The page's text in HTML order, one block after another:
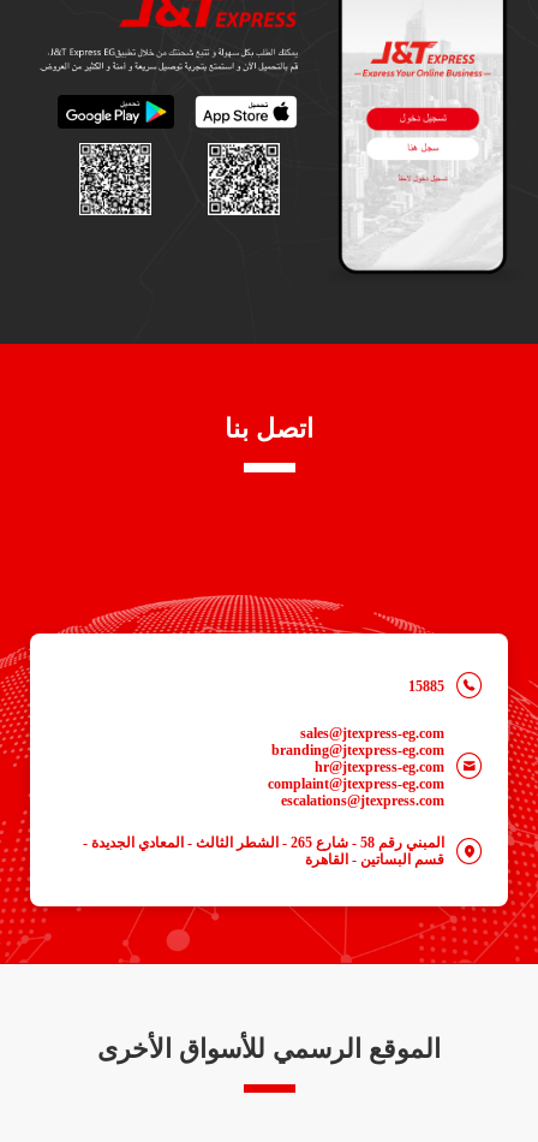
اتصل بنا
15885
sales@jtexpress-eg.com
branding@jtexpress-eg.com
hr@jtexpress-eg.com
complaint@jtexpress-eg.com
escalations@jtexpress.com
المبني رقم 58 - شارع 265 - الشطر الثالث - المعادي الجديدة -
قسم البساتين - القاهرة
الموقع الرسمي للأسواق الأخرى